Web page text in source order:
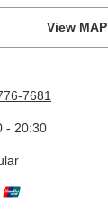
View MAP
7681
- 20:30